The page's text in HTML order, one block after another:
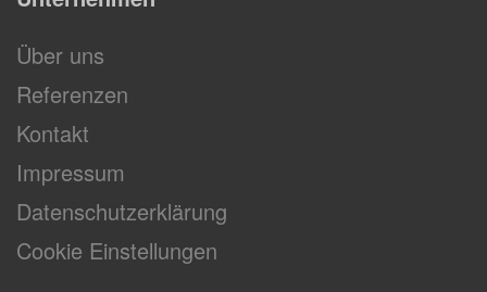
Über uns
Referenzen
Kontakt
Impressum
Datenschutzerklärung
Cookie Einstellungen